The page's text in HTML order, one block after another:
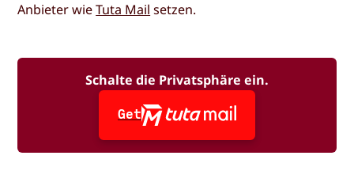
Anbieter wieTuta Mail setzen.
Schalte die Privatsphäre ein.
Get